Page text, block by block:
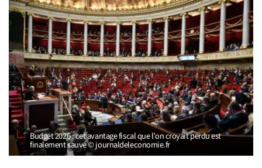
Budget 2026 : cet avantage fiscal que l’on croyait perdu est
finalement sauvé © journaldeleconomie.fr